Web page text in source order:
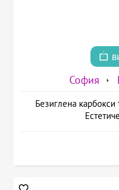
София
Безиглена